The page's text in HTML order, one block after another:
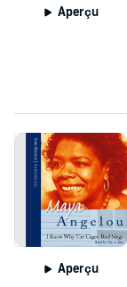
Aperçu
Aperçu